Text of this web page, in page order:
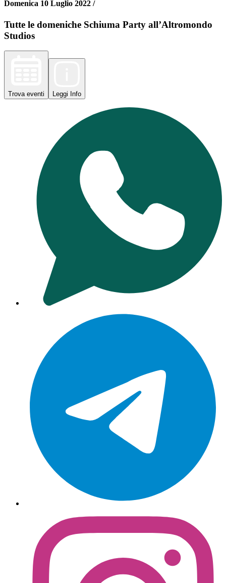
Domenica 10 Luglio 2022 /
Tutte le domeniche Schiuma Party all’Altromondo
Studios
Trova eventi Leggi Info